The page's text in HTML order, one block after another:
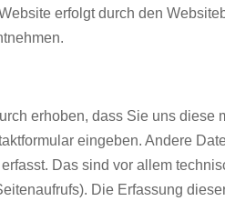
erfolgt durch den
erhoben, dass Sie uns diese
eingeben. Andere
Das sind vor allem
Die Erfassung